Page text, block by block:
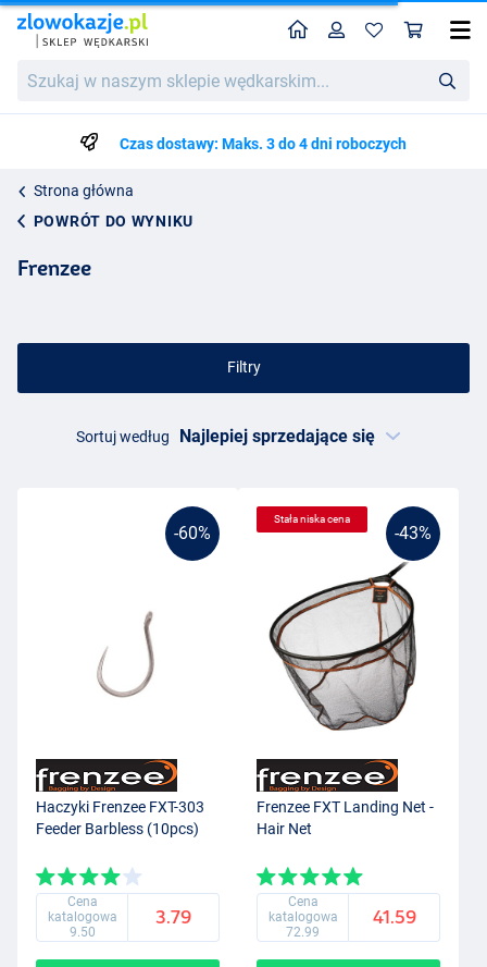
w
wędkarskim...
HomeProfil
Czas dostawy: Maks. 3 do 4 dni roboczych
Strona główna
POWRÓT DO WYNIKU
Frenzee
Filtry
Sortuj według
-60%
Haczyki Frenzee FXT-303
Feeder Barbless (10pcs)
Cena
katalogowa
9.50
3.79
-43%
Stała niska cena
Frenzee FXT Landing Net -
Hair Net
Cena
katalogowa
72.99
41.59